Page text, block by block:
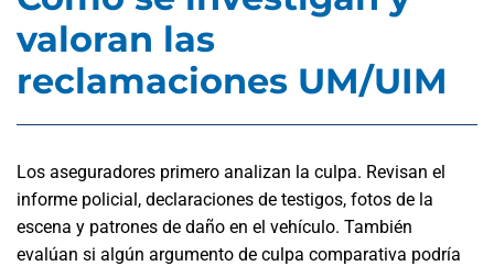
valoran las
reclamaciones UM/UIM
Los aseguradores primero analizan la culpa. Revisan el
informe policial, declaraciones de testigos, fotos de la
escena y patrones de daño en el vehículo. También
evalúan si algún argumento de culpa comparativa podría